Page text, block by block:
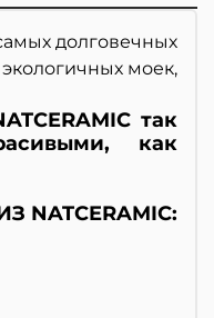
долговечных
моек,
так
как